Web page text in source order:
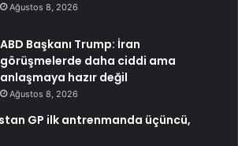
Ağustos 8, 2026
ABD Başkanı Trump: İran
görüşmelerde daha ciddi ama
anlaşmaya hazır değil
Ağustos 8, 2026
GP ilk antrenmanda üçüncü,